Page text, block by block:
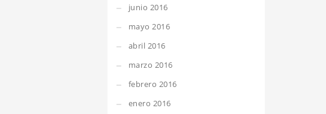
junio 2016
mayo 2016
abril 2016
marzo 2016
febrero 2016
enero 2016